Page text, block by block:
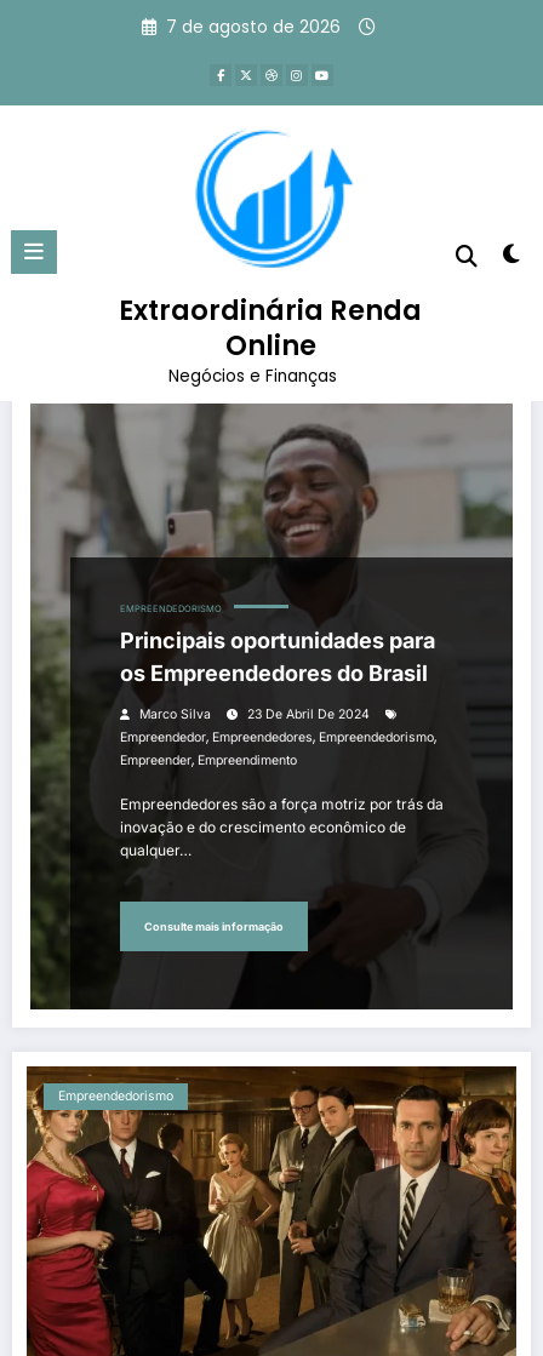
7 de agosto de 2026
Extraordinária Renda
Online
Negócios e Finanças
Tag: empreendedores
EMPREENDEDORISMO
Principais oportunidades para
os Empreendedores do Brasil
Marco Silva
23 De Abril De 2024
Empreendedor, Empreendedores, Empreendedorismo,
Empreender, Empreendimento
Empreendedores são a força motriz por trás da
inovação e do crescimento econômico de
qualquer…
Consulte mais informação
Empreendedorismo